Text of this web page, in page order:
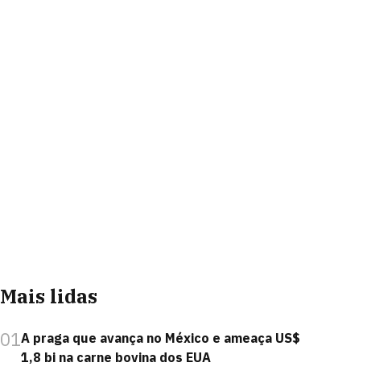
Mais lidas
01A praga que avança no México e ameaça US$
1,8 bi na carne bovina dos EUA